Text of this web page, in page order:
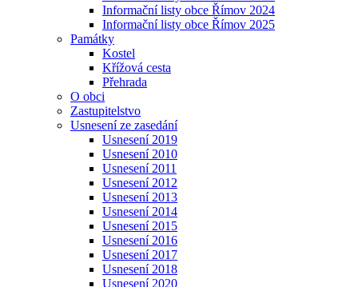
Informační listy obce Římov 2024
Informační listy obce Římov 2025
Památky
Kostel
Křížová cesta
Přehrada
O obci
Zastupitelstvo
Usnesení ze zasedání
Usnesení 2019
Usnesení 2010
Usnesení 2011
Usnesení 2012
Usnesení 2013
Usnesení 2014
Usnesení 2015
Usnesení 2016
Usnesení 2017
Usnesení 2018
Usnesení 2020